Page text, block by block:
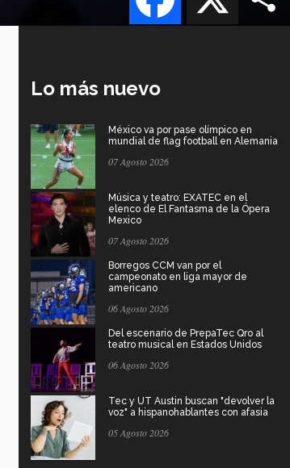
Lo más nuevo
México va por pase olímpico en
mundial de flag football en Alemania
07 Agosto 2026
Música y teatro: EXATEC en el
elenco de El Fantasma de la Ópera
Mexico
07 Agosto 2026
Borregos CCM van por el
campeonato en liga mayor de
americano
06 Agosto 2026
Del escenario de PrepaTec Qro al
teatro musical en Estados Unidos
06 Agosto 2026
Tec y UT Austin buscan "devolver la
voz" a hispanohablantes con afasia
05 Agosto 2026